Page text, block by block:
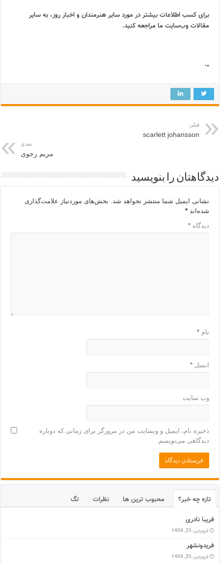
برای کسب اطلاعات بیشتر در مورد سایر هنرمندان و اخبار روز، به سایر
مقالات وب‌سایت ما مراجعه کنید.
“`
قبلی
scarlett johansson
بعدی
مریم رجوی
دیدگاهتان را بنویسید
نشانی ایمیل شما منتشر نخواهد شد.
بخش‌های موردنیاز علامت‌گذاری
شده‌اند*
دیدگاه*
نام*
ایمیل*
وب‌ سایت
ذخیره نام، ایمیل و وبسایت من در مرورگر برای زمانی که دوباره
دیدگاهی می‌نویسم.
تازه چه خبر؟ محبوب ترین ها نظرات
تگ
فریبا نادری
فروردین 25, 1404
فریدونشهر
فروردین 25, 1404